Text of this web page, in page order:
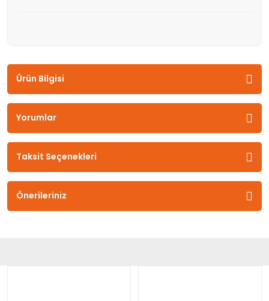
Ürün Bilgisi
Yorumlar
Taksit Seçenekleri
Önerileriniz